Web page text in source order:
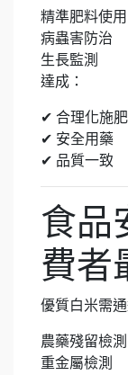
精準肥料使用
病蟲害防治
生長監測
達成：
✔ 合理化施肥
✔ 安全用藥
✔ 品質一致
食品
費者
優質白米需通
農藥殘留檢測
重金屬檢測